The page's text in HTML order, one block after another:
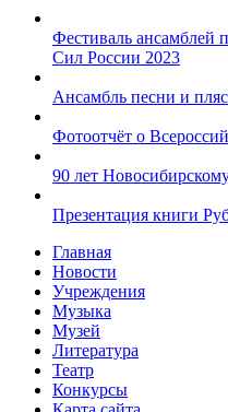
Фестиваль ансамблей
Сил России 2023
Ансамбль песни и
Фотоотчёт о
90 лет
Презентация книги
Главная
Новости
Учреждения
Музыка
Музей
Литература
Театр
Конкурсы